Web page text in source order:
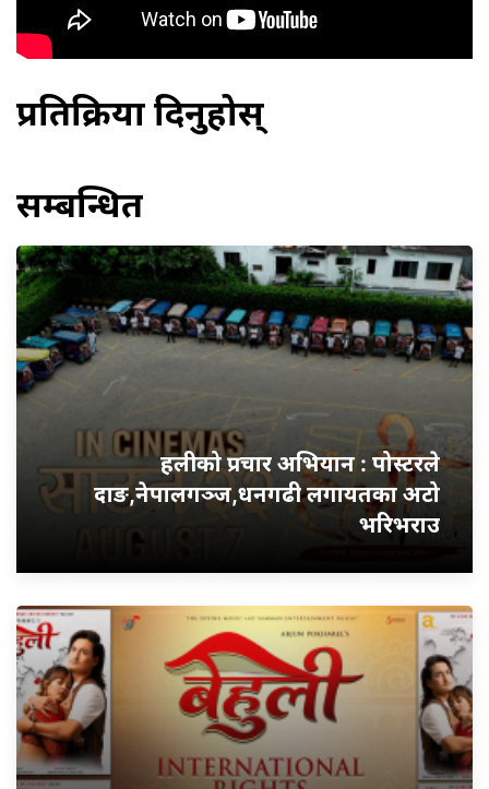
प्रतिक्रिया दिनुहोस्
सम्बन्धित
हलीको प्रचार अभियान : पोस्टरले
दाङ,नेपालगञ्ज,धनगढी लगायतका अटो
भरिभराउ